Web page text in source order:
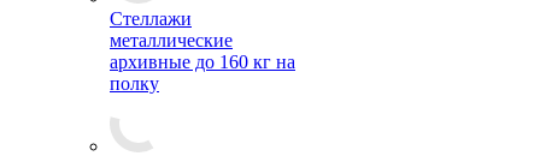
Стеллажи
металлические
архивные до 160 кг на
полку